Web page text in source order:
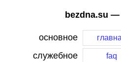
bezdna.su
основное
служебное faq